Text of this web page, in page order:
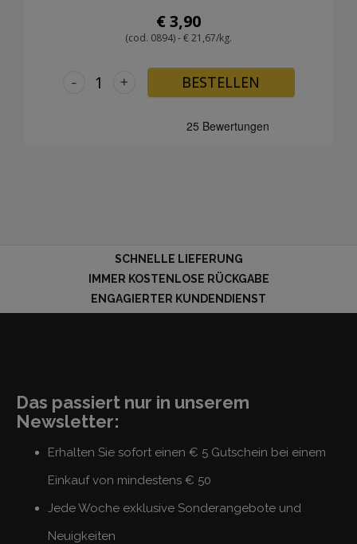
€ 3,90
(cod. 0894) - € 21,67/kg.
+
- BESTELLEN
SCHNELLE LIEFERUNG
IMMER KOSTENLOSE RÜCKGABE
ENGAGIERTER KUNDENDIENST
Das passiert nur in unserem
Newsletter:
Erhalten Sie sofort einen € 5 Gutschein bei einem
Einkauf von mindestens € 50
Jede Woche exklusive Sonderangebote und
Neuigkeiten